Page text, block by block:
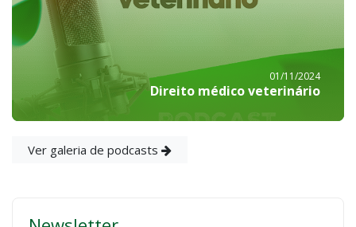
01/11/2024
Direito médico veterinário